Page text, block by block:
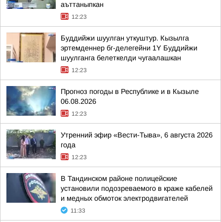
аъттаныпкан
12:23
Буддийжи шуулган уткуштур. Кызылга
эртемденнер бг-делегейни 1Y Буддийжи
шуулганга белеткелди чугаалашкан
12:23
Прогноз погоды в Республике и в Кызыле
06.08.2026
12:23
Утренний эфир «Вести-Тыва», 6 августа 2026
года
12:23
В Тандинском районе полицейские
установили подозреваемого в краже кабелей
и медных обмоток электродвигателей
11:33